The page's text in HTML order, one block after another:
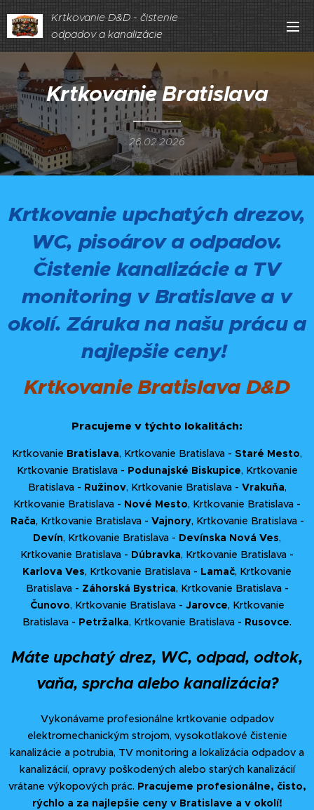
Krtkovanie D&D - čistenie
odpadov a kanalizácie
Krtkovanie Bratislava
26.02.2026
Krtkovanie upchatých drezov,
WC, pisoárov a odpadov.
Čistenie kanalizácie a TV
monitoring v Bratislave a v
okolí. Záruka na našu prácu a
najlepšie ceny!
Krtkovanie Bratislava D&D
Pracujeme v týchto lokalitách:
Krtkovanie Bratislava, Krtkovanie Bratislava - Staré Mesto,
Krtkovanie Bratislava - Podunajské Biskupice, Krtkovanie
Bratislava - Ružinov, Krtkovanie Bratislava - Vrakuňa,
Krtkovanie Bratislava - Nové Mesto, Krtkovanie Bratislava -
Rača, Krtkovanie Bratislava - Vajnory, Krtkovanie Bratislava -
Devín, Krtkovanie Bratislava - Devínska Nová Ves,
Krtkovanie Bratislava - Dúbravka, Krtkovanie Bratislava -
Karlova Ves, Krtkovanie Bratislava - Lamač, Krtkovanie
Bratislava - Záhorská Bystrica, Krtkovanie Bratislava -
Čunovo, Krtkovanie Bratislava - Jarovce, Krtkovanie
Bratislava - Petržalka, Krtkovanie Bratislava - Rusovce.
Máte upchatý drez, WC, odpad, odtok,
vaňa, sprcha alebo kanalizácia?
Vykonávame profesionálne krtkovanie odpadov
elektromechanickým strojom, vysokotlakové čistenie
kanalizácie a potrubia, TV monitoring a lokalizácia odpadov a
kanalizácií, opravy poškodených alebo starých kanalizácií
vrátane výkopových prác. Pracujeme profesionálne, čisto,
rýchlo a za najlepšie ceny v Bratislave a v okolí!